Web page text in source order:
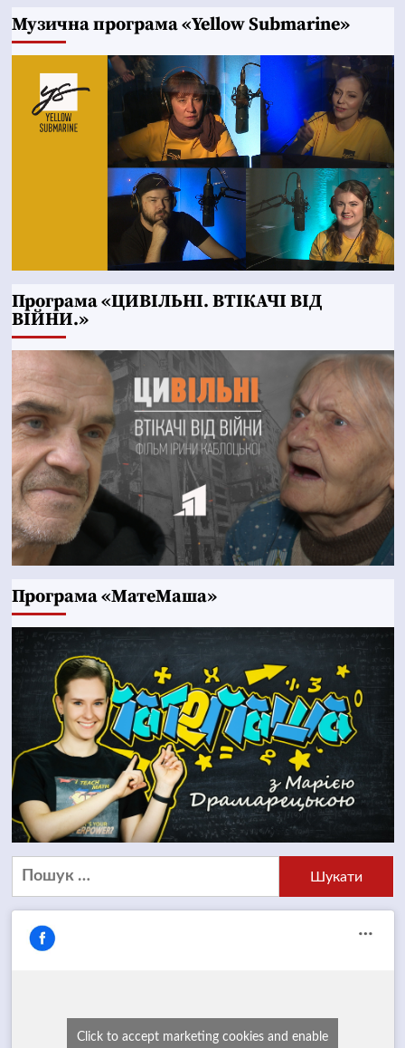
Музична програма «Yellow Submarine»
Програма «ЦИВІЛЬНІ. ВТІКАЧІ ВІД
ВІЙНИ.»
Програма «МатеМаша»
Пошук:
Click to accept marketing cookies and enable